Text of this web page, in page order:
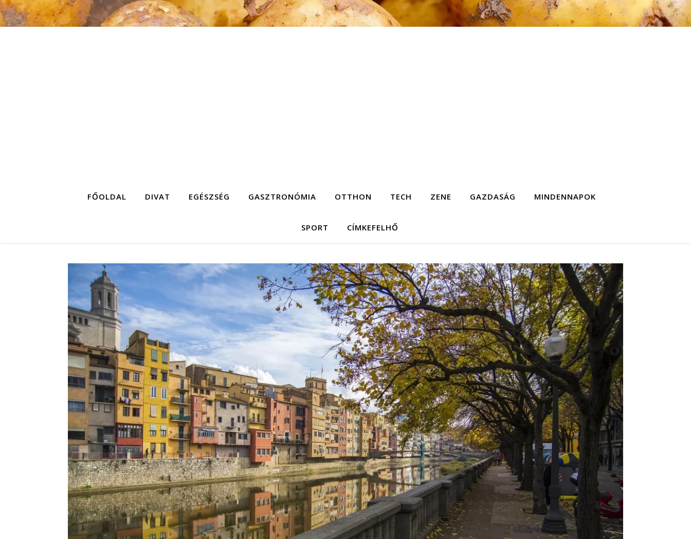
FŐOLDAL DIVAT EGÉSZSÉG GASZTRONÓMIA OTTHON TECH ZENE GAZDASÁG MINDENNAPOK
SPORT CÍMKEFELHŐ